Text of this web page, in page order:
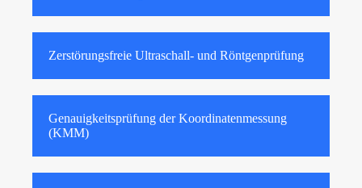
Zerstörungsfreie Ultraschall- und Röntgenprüfung
Genauigkeitsprüfung der Koordinatenmessung
(KMM)